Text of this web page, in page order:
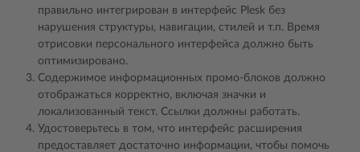
правильно интегрирован в интерфейс Plesk без
нарушения структуры, навигации, стилей и т.п. Время
отрисовки персонального интерфейса должно быть
оптимизировано.
Содержимое информационных промо-блоков должно
отображаться корректно, включая значки и
локализованный текст. Ссылки должны работать.
Удостоверьтесь в том, что интерфейс расширения
предоставляет достаточно информации, чтобы помочь